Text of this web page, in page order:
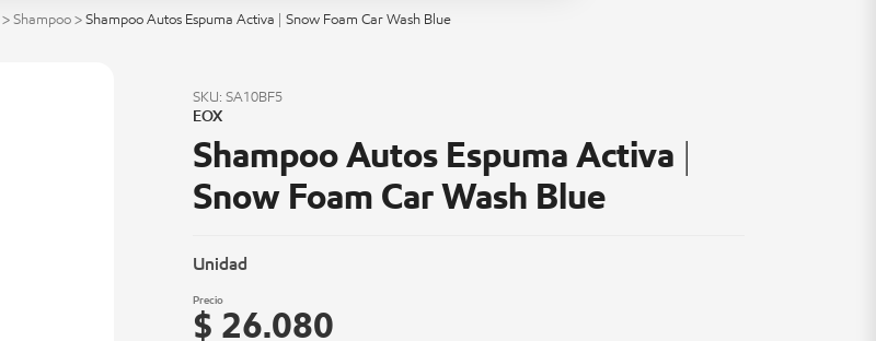
> Shampoo > Shampoo Autos Espuma Activa | Snow Foam Car Wash Blue
SKU: SA10BF5
EOX
Shampoo Autos Espuma Activa |
Snow Foam Car Wash Blue
Unidad
Precio
$ 26.080